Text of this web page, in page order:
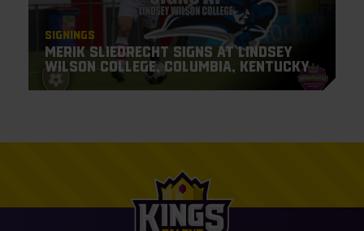
Signings
Merik Sliedrecht signs at Lindsey
Wilson College, Columbia, Kentucky